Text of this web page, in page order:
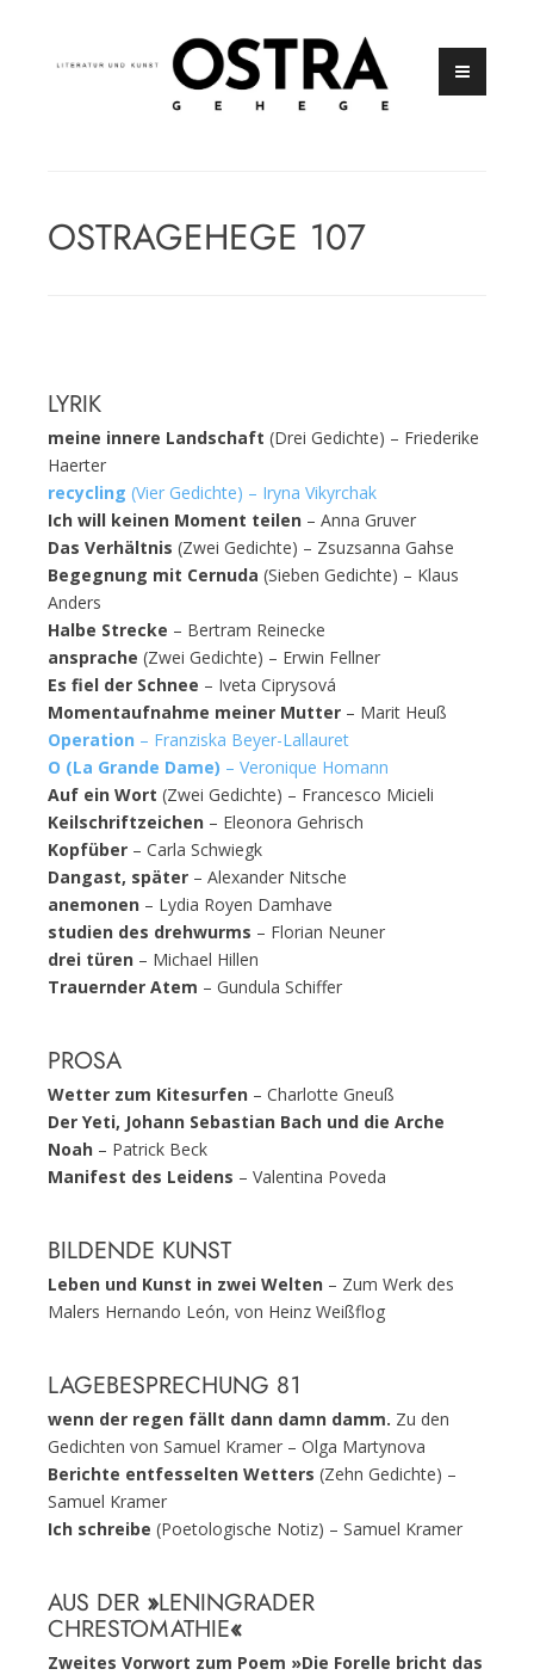
Inhalt
OSTRAGEHEGE 107
LYRIK
meine innere Landschaft (Drei Gedichte) – Friederike
Haerter
recycling (Vier Gedichte) – Iryna Vikyrchak
Ich will keinen Moment teilen – Anna Gruver
Das Verhältnis (Zwei Gedichte) – Zsuzsanna Gahse
Begegnung mit Cernuda (Sieben Gedichte) – Klaus
Anders
Halbe Strecke – Bertram Reinecke
ansprache (Zwei Gedichte) – Erwin Fellner
Es fiel der Schnee – Iveta Ciprysová
Momentaufnahme meiner Mutter – Marit Heuß
Operation – Franziska Beyer-Lallauret
O (La Grande Dame) – Veronique Homann
Auf ein Wort (Zwei Gedichte) – Francesco Micieli
Keilschriftzeichen – Eleonora Gehrisch
Kopfüber – Carla Schwiegk
Dangast, später – Alexander Nitsche
anemonen – Lydia Royen Damhave
studien des drehwurms – Florian Neuner
drei türen – Michael Hillen
Trauernder Atem – Gundula Schiffer
PROSA
Wetter zum Kitesurfen – Charlotte Gneuß
Der Yeti, Johann Sebastian Bach und die Arche
Noah – Patrick Beck
Manifest des Leidens – Valentina Poveda
BILDENDE KUNST
Leben und Kunst in zwei Welten – Zum Werk des
Malers Hernando León, von Heinz Weißflog
LAGEBESPRECHUNG 81
wenn der regen fällt dann damn damm. Zu den
Gedichten von Samuel Kramer – Olga Martynova
Berichte entfesselten Wetters (Zehn Gedichte) –
Samuel Kramer
Ich schreibe (Poetologische Notiz) – Samuel Kramer
AUS DER »LENINGRADER
CHRESTOMATHIE«
Zweites Vorwort zum Poem »Die Forelle bricht das